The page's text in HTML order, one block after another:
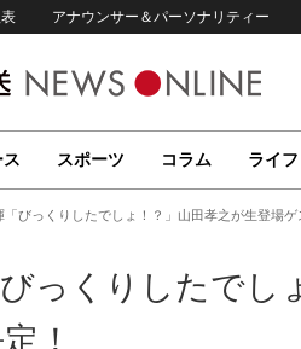
アナウンサー＆パーソナリティー
スポーツ コラム ライフ
「びっくりしたでしょ！？」山田孝之が生登場ゲ
っくりしたでし
！